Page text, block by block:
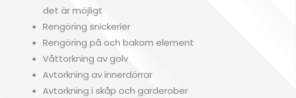
det är möjligt
Rengöring snickerier
Rengöring på och bakom element
Våttorkning av golv
Avtorkning av innerdörrar
Avtorkning i skåp och garderober